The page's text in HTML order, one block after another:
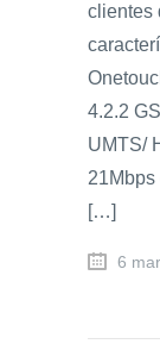
clientes
4.2.2
UMTS/
[…]
6